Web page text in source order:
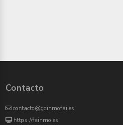
Contacto
contacto@gdinmofai.es
https://fainmo.es